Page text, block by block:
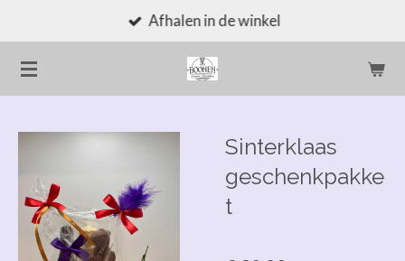
direct
naar
de
Afhalen in de winkel
Sinterklaas
geschenkpakke
t